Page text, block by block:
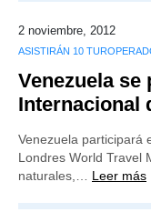
2 noviembre, 2012
ASISTIRÁN 10
Venezuela se
Internacional
Venezuela participará
Londres World Travel
naturales,… Leer más